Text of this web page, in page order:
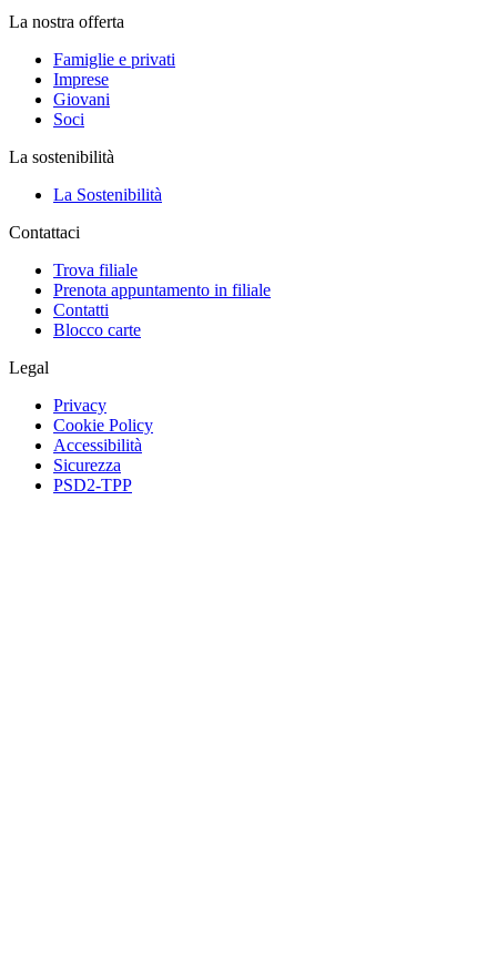
La nostra offerta
Famiglie e privati
Imprese
Giovani
Soci
La sostenibilità
La Sostenibilità
Contattaci
Trova filiale
Prenota appuntamento in filiale
Contatti
Blocco carte
Legal
Privacy
Cookie Policy
Accessibilità
Sicurezza
PSD2-TPP